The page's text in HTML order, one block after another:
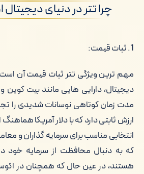
چرا تتر در دنیای
1. ثبات قیمت:
مهم ترین ویژگی تتر ثبات قیمت آن است.
دیجیتال، دارایی هایی مانند بیت
مدت زمان کوتاهی نوسانات شدیدی را
ارزش ثابتی دارد که با دلار آمریکا
انتخابی مناسب برای سرمایه گذاران و
که به دنبال محافظت از سرمایه خود
هستند، در عین حال که همچنان در